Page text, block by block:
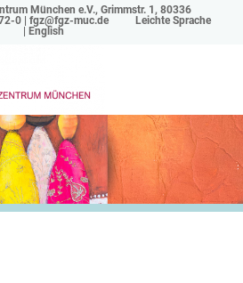
München e.V., Grimmstr. 1, 80336
0 | fgz@fgz-muc.de
Leichte Sprache
English